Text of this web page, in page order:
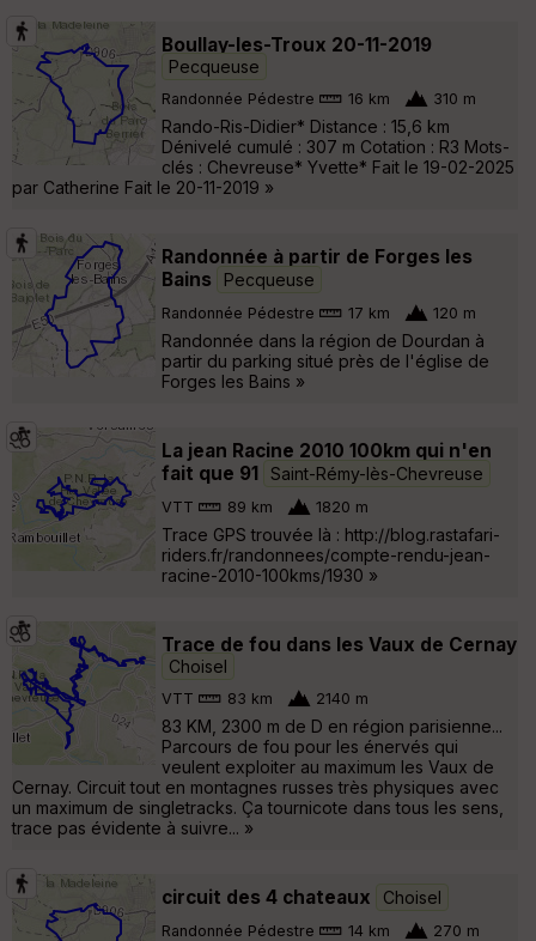
Boullay-les-Troux 20-11-2019
Pecqueuse
Randonnée Pédestre 16 km 310 m
Rando-Ris-Didier* Distance : 15,6 km
Dénivelé cumulé : 307 m Cotation : R3 Mots-
clés : Chevreuse* Yvette* Fait le 19-02-2025
par Catherine Fait le 20-11-2019 »
Randonnée à partir de Forges les
Bains
Pecqueuse
Randonnée Pédestre 17 km 120 m
Randonnée dans la région de Dourdan à
partir du parking situé près de l'église de
Forges les Bains »
La jean Racine 2010 100km qui n'en
fait que 91
Saint-Rémy-lès-Chevreuse
VTT 89 km 1820 m
Trace GPS trouvée là : http://blog.rastafari-
riders.fr/randonnees/compte-rendu-jean-
racine-2010-100kms/1930 »
Trace de fou dans les Vaux de Cernay
Choisel
VTT 83 km 2140 m
83 KM, 2300 m de D en région parisienne...
Parcours de fou pour les énervés qui
veulent exploiter au maximum les Vaux de
Cernay. Circuit tout en montagnes russes très physiques avec
un maximum de singletracks. Ça tournicote dans tous les sens,
trace pas évidente à suivre... »
circuit des 4 chateaux Choisel
Randonnée Pédestre 14 km 270 m